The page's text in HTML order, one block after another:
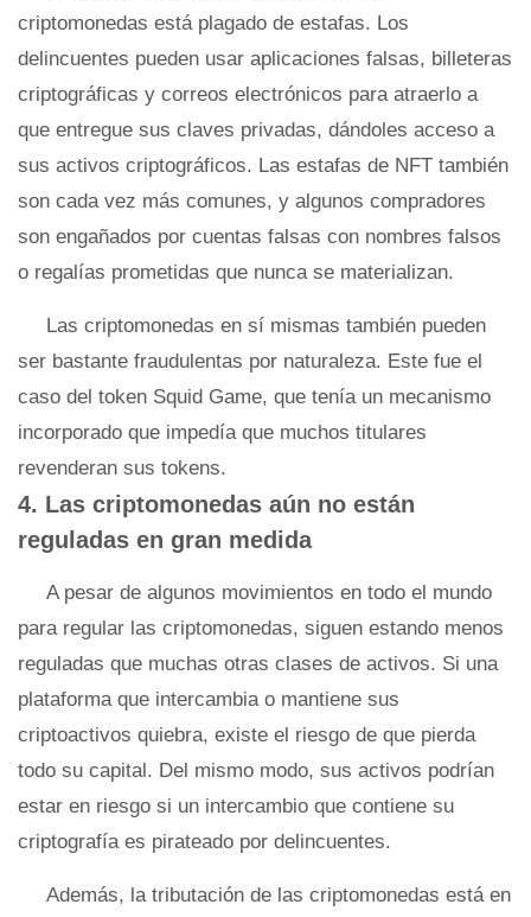
criptomonedas está plagado de estafas. Los
delincuentes pueden usar aplicaciones falsas, billeteras
criptográficas y correos electrónicos para atraerlo a
que entregue sus claves privadas, dándoles acceso a
sus activos criptográficos. Las estafas de NFT también
son cada vez más comunes, y algunos compradores
son engañados por cuentas falsas con nombres falsos
o regalías prometidas que nunca se materializan.
Las criptomonedas en sí mismas también pueden
ser bastante fraudulentas por naturaleza. Este fue el
caso del token Squid Game, que tenía un mecanismo
incorporado que impedía que muchos titulares
revenderan sus tokens.
4. Las criptomonedas aún no están
reguladas en gran medida
A pesar de algunos movimientos en todo el mundo
para regular las criptomonedas, siguen estando menos
reguladas que muchas otras clases de activos. Si una
plataforma que intercambia o mantiene sus
criptoactivos quiebra, existe el riesgo de que pierda
todo su capital. Del mismo modo, sus activos podrían
estar en riesgo si un intercambio que contiene su
criptografía es pirateado por delincuentes.
Además, la tributación de las criptomonedas está en